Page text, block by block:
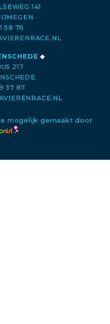
141
58 76
◆
217
37 87
mogelijk gemaakt door